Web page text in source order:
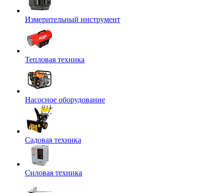
Измерительный инструмент
Тепловая техника
Насосное оборудование
Садовая техника
Силовая техника